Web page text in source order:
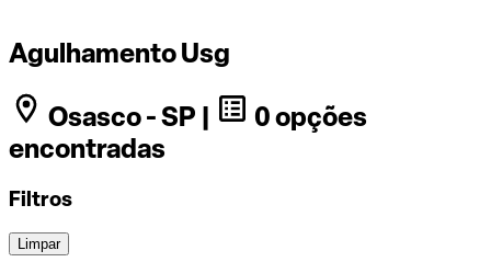
Agulhamento Usg
Osasco - SP |
0 opções
encontradas
Filtros
Limpar